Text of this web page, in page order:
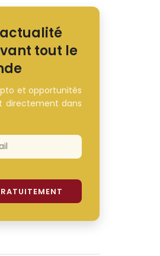
tout le
et opportunités
directement dans